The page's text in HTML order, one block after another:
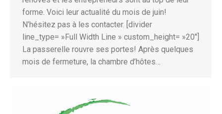
forme. Voici leur actualité du mois de juin!
N’hésitez pas à les contacter. [divider
line_type= »Full Width Line » custom_height= »20″]
La passerelle rouvre ses portes! Après quelques
mois de fermeture, la chambre d’hôtes…